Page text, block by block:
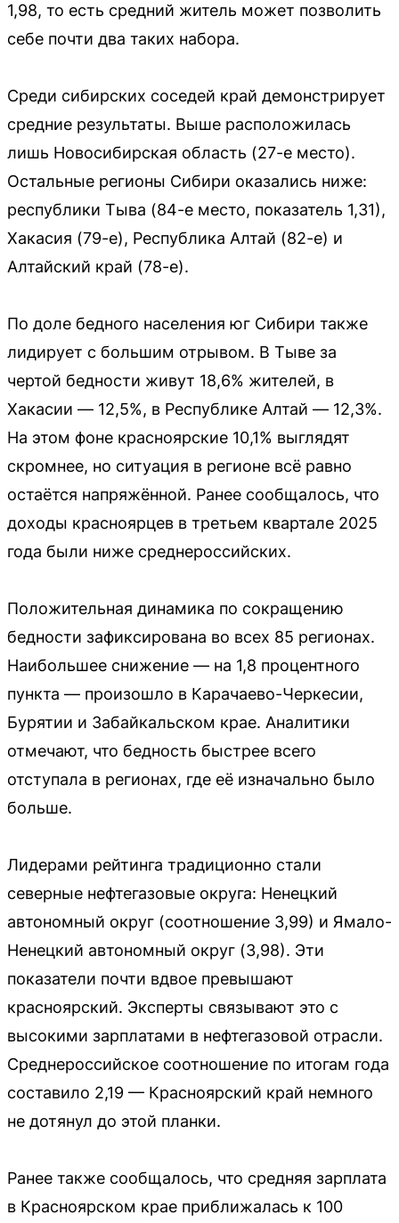
1,98, то есть средний житель может позволить
себе почти два таких набора.
Среди сибирских соседей край демонстрирует
средние результаты. Выше расположилась
лишь Новосибирская область (27-е место).
Остальные регионы Сибири оказались ниже:
республики Тыва (84-е место, показатель 1,31),
Хакасия (79-е), Республика Алтай (82-е) и
Алтайский край (78-е).
По доле бедного населения юг Сибири также
лидирует с большим отрывом. В Тыве за
чертой бедности живут 18,6% жителей, в
Хакасии — 12,5%, в Республике Алтай — 12,3%.
На этом фоне красноярские 10,1% выглядят
скромнее, но ситуация в регионе всё равно
остаётся напряжённой. Ранее сообщалось, что
доходы красноярцев в третьем квартале 2025
года были ниже среднероссийских.
Положительная динамика по сокращению
бедности зафиксирована во всех 85 регионах.
Наибольшее снижение — на 1,8 процентного
пункта — произошло в Карачаево-Черкесии,
Бурятии и Забайкальском крае. Аналитики
отмечают, что бедность быстрее всего
отступала в регионах, где её изначально было
больше.
Лидерами рейтинга традиционно стали
северные нефтегазовые округа: Ненецкий
автономный округ (соотношение 3,99) и Ямало-
Ненецкий автономный округ (3,98). Эти
показатели почти вдвое превышают
красноярский. Эксперты связывают это с
высокими зарплатами в нефтегазовой отрасли.
Среднероссийское соотношение по итогам года
составило 2,19 — Красноярский край немного
не дотянул до этой планки.
Ранее также сообщалось, что средняя зарплата
в Красноярском крае приближалась к 100